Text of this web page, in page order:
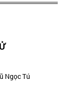
Ngọc Tú